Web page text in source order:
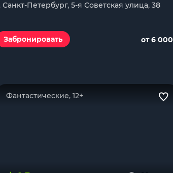
Санкт-Петербург, 5-я Советская улица, 38
Забронировать от 6 000
Фантастические, 12+